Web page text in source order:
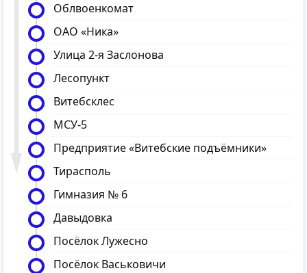
Облвоенкомат
ОАО «Ника»
Улица 2-я Заслонова
Лесопункт
Витебсклес
МСУ-5
Предприятие «Витебские подъёмники»
Тирасполь
Гимназия № 6
Давыдовка
Посёлок Лужесно
Посёлок Васьковичи